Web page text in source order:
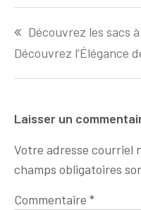
de
l'article
Découvrez les sacs
Découvrez l’Élégance
Laisser un
Votre adresse courriel
champs obligatoires
Commentaire *